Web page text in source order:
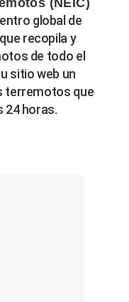
(NEIC)
global de
recopila y
de todo el
sitio web un
terremotos que
24 horas.